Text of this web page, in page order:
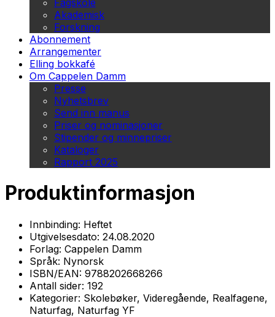
Fagskole
Akademisk
Forskning
Abonnement
Arrangementer
Elling bokkafé
Om Cappelen Damm
Presse
Nyhetsbrev
Send inn manus
Priser og nominasjoner
Stipender og minnepriser
Kataloger
Rapport 2025
Produktinformasjon
Innbinding: Heftet
Utgivelsesdato: 24.08.2020
Forlag: Cappelen Damm
Språk: Nynorsk
ISBN/EAN: 9788202668266
Antall sider: 192
Kategorier: Skolebøker, Videregående, Realfagene,
Naturfag, Naturfag YF